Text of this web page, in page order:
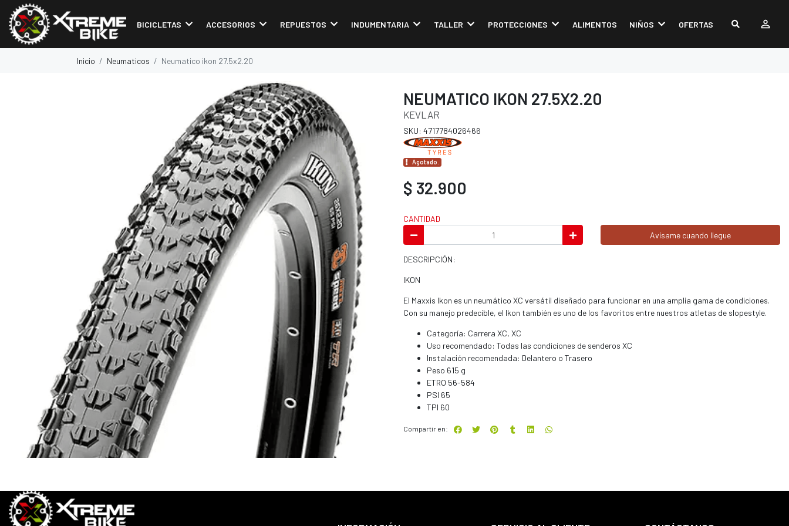
BICICLETAS ACCESORIOS REPUESTOS INDUMENTARIA TALLER PROTECCIONES ALIMENTOS NIÑOS OFERTAS
Inicio Neumaticos Neumatico ikon 27.5x2.20
NEUMATICO IKON 27.5X2.20
KEVLAR
SKU: 4717784026466
Agotado.
$ 32.900
CANTIDAD
Avísame cuando llegue
DESCRIPCIÓN:
IKON
El Maxxis Ikon es un neumático XC versátil diseñado para funcionar en una amplia gama de condiciones.
Con su manejo predecible, el Ikon también es uno de los favoritos entre nuestros atletas de slopestyle.
Categoría: Carrera XC, XC
Uso recomendado: Todas las condiciones de senderos XC
Instalación recomendada: Delantero o Trasero
Peso 615 g
ETRO 56-584
PSI 65
TPI 60
Compartir en: